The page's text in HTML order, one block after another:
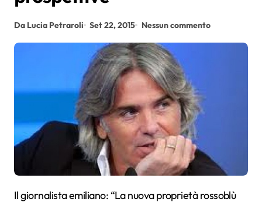
Da Lucia Petraroli Set 22, 2015 Nessun commento
Il giornalista emiliano: “La nuova proprietà rossoblù